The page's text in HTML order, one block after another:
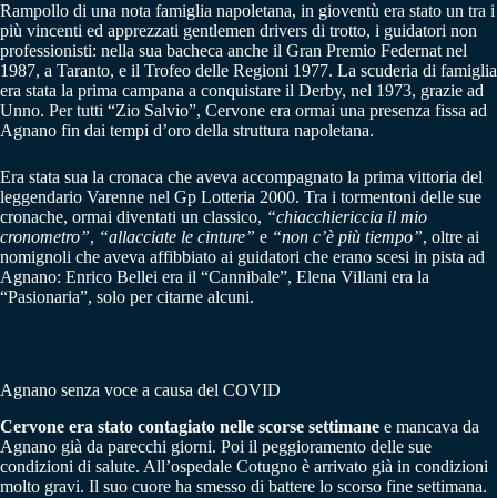
Rampollo di una nota famiglia napoletana, in gioventù era stato un tra i
più vincenti ed apprezzati gentlemen drivers di trotto, i guidatori non
professionisti: nella sua bacheca anche il Gran Premio Federnat nel
1987, a Taranto, e il Trofeo delle Regioni 1977. La scuderia di famiglia
era stata la prima campana a conquistare il Derby, nel 1973, grazie ad
Unno. Per tutti “Zio Salvio”, Cervone era ormai una presenza fissa ad
Agnano fin dai tempi d’oro della struttura napoletana.
Era stata sua la cronaca che aveva accompagnato la prima vittoria del
leggendario Varenne nel Gp Lotteria 2000. Tra i tormentoni delle sue
cronache, ormai diventati un classico, “chiacchiericcia il mio
cronometro”, “allacciate le cinture” e “non c’è più tiempo”, oltre ai
nomignoli che aveva affibbiato ai guidatori che erano scesi in pista ad
Agnano: Enrico Bellei era il “Cannibale”, Elena Villani era la
“Pasionaria”, solo per citarne alcuni.
Agnano senza voce a causa del COVID
Cervone era stato contagiato nelle scorse settimane e mancava da
Agnano già da parecchi giorni. Poi il peggioramento delle sue
condizioni di salute. All’ospedale Cotugno è arrivato già in condizioni
molto gravi. Il suo cuore ha smesso di battere lo scorso fine settimana.